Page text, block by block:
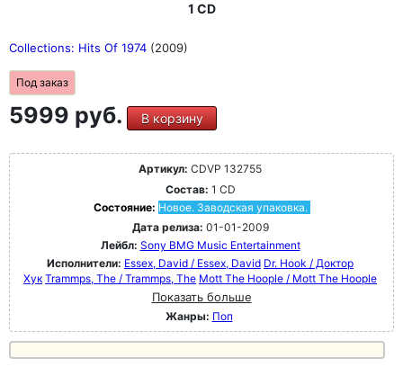
1 CD
Collections: Hits Of 1974 (2009)
Под заказ
5999 руб. В корзину
Артикул: CDVP 132755
Состав: 1 CD
Состояние: Новое. Заводская упаковка.
Дата релиза: 01-01-2009
Лейбл: Sony BMG Music Entertainment
Исполнители: Essex, David / Essex, David Dr. Hook / Доктор
Хук Trammps, The / Trammps, The Mott The Hoople / Mott The Hoople
Показать больше
Жанры: Поп